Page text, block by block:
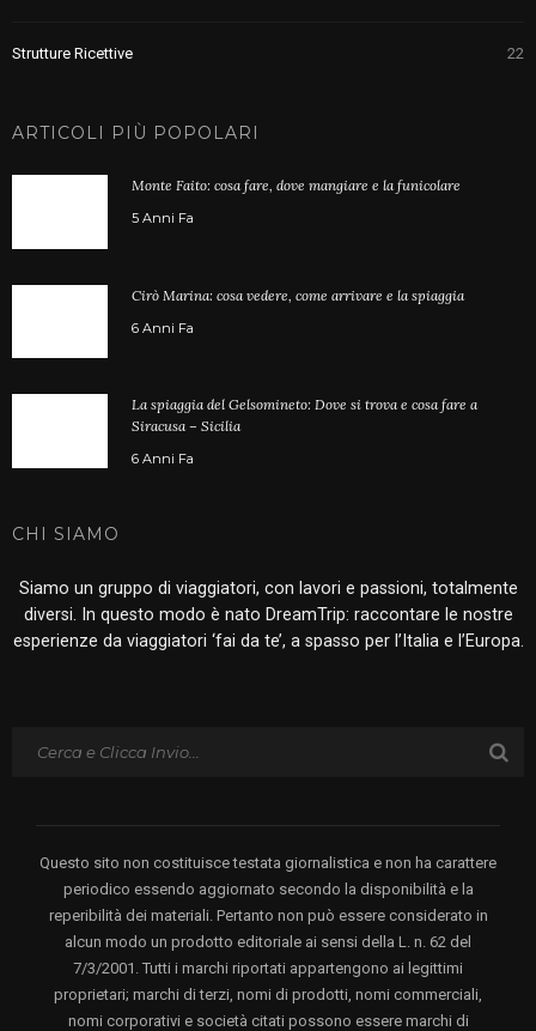
Strutture Ricettive 22
ARTICOLI PIÙ POPOLARI
Monte Faito: cosa fare, dove mangiare e la funicolare
5 Anni Fa
Cirò Marina: cosa vedere, come arrivare e la spiaggia
6 Anni Fa
La spiaggia del Gelsomineto: Dove si trova e cosa fare a
Siracusa – Sicilia
6 Anni Fa
CHI SIAMO
Siamo un gruppo di viaggiatori, con lavori e passioni, totalmente
diversi. In questo modo è nato DreamTrip: raccontare le nostre
esperienze da viaggiatori ‘fai da te’, a spasso per l’Italia e l’Europa.
Questo sito non costituisce testata giornalistica e non ha carattere
periodico essendo aggiornato secondo la disponibilità e la
reperibilità dei materiali. Pertanto non può essere considerato in
alcun modo un prodotto editoriale ai sensi della L. n. 62 del
7/3/2001. Tutti i marchi riportati appartengono ai legittimi
proprietari; marchi di terzi, nomi di prodotti, nomi commerciali,
nomi corporativi e società citati possono essere marchi di